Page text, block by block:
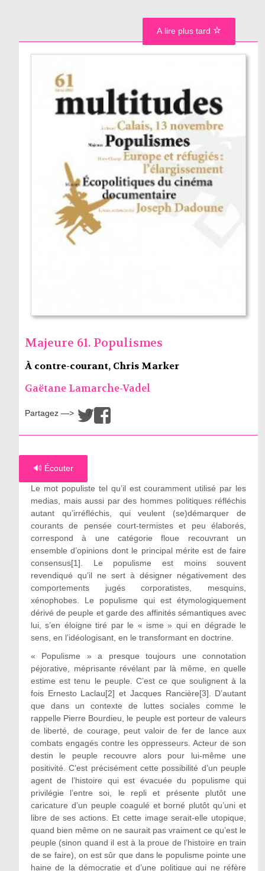
Majeure 61. Populismes
À contre-courant, Chris Marker
Gaëtane Lamarche-Vadel
Partagez —> /
🔊 Écouter
Le mot populiste tel qu’il est couramment utilisé par les
medias, mais aussi par des hommes politiques réfléchis
autant qu’irréfléchis, qui veulent (se)démarquer de
courants de pensée court-termistes et peu élaborés,
correspond à une catégorie floue recouvrant un
ensemble d’opinions dont le principal mérite est de faire
consensus[1]. Le populisme est moins souvent
revendiqué qu’il ne sert à désigner négativement des
comportements jugés corporatistes, mesquins,
xénophobes. Le populisme qui est étymologiquement
dérivé de peuple et garde des affinités sémantiques avec
lui, s’en éloigne tiré par le « isme » qui en dégrade le
sens, en l’idéologisant, en le transformant en doctrine.
« Populisme » a presque toujours une connotation
péjorative, méprisante révélant par là même, en quelle
estime est tenu le peuple. C’est ce que soulignent à la
fois Ernesto Laclau[2] et Jacques Rancière[3]. D’autant
que dans un contexte de luttes sociales comme le
rappelle Pierre Bourdieu, le peuple est porteur de valeurs
de liberté, de courage, peut valoir de fer de lance aux
combats engagés contre les oppresseurs. Acteur de son
destin le peuple recouvre alors pour lui-même une
positivité. C’est précisément cette possibilité d’un peuple
agent de l’histoire qui est évacuée du populisme qui
privilégie l’entre soi, le repli et présente plutôt une
caricature d’un peuple coagulé et borné plutôt qu’uni et
libre de ses actions. Et cette image serait-elle utopique,
quand bien même on ne saurait pas vraiment ce qu’est le
peuple (sinon quand il est à la proue de l’histoire en train
de se faire), on est sûr que dans le populisme pointe une
haine de la démocratie et d’une politique qui ne réfère
A lire plus tard